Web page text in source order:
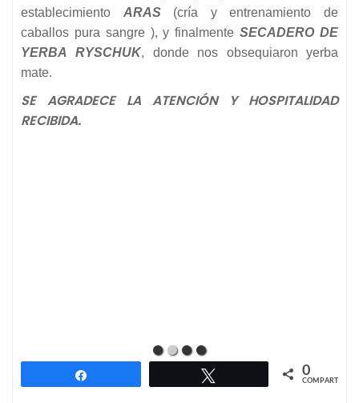
establecimiento ARAS(cría y entrenamiento de
caballos pura sangre ), y finalmenteSECADERO DE
YERBA RYSCHUK, donde nos obsequiaron yerba
mate.
SE AGRADECE LA ATENCIÓN Y HOSPITALIDAD
RECIBIDA.
0
COMPARTIR